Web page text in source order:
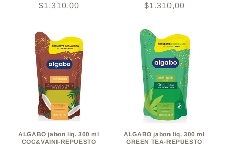
Precio
$1.310,00
Precio
$1.310,00
ALGABO jabon liq. 300 ml
COC&VAINI-REPUESTO
ALGABO jabon liq. 300 ml
GREEN TEA-REPUESTO